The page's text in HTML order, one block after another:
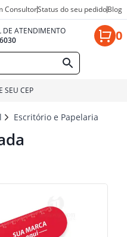
ConsultorStatus do seu pedidoBlog
DE ATENDIMENTO
0
SEU CEP
Escritório e Papelaria para